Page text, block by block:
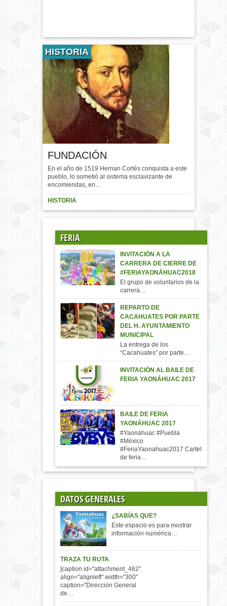
HISTORIA
FUNDACIÓN
En el año de 1519 Hernan Cortés conquista a este
pueblo, lo sometió al sistema esclavizante de
encomiendas, en...
HISTORIA
FERIA
INVITACIÓN A LA
CARRERA DE CIERRE DE
#FERIAYAONÁHUAC2018
El grupo de voluntarios de la
carrera…
REPARTO DE
CACAHUATES POR PARTE
DEL H. AYUNTAMIENTO
MUNICIPAL
La entrega de los
“Cacahuates” por parte…
INVITACIÓN AL BAILE DE
FERIA YAONÁHUAC 2017
BAILE DE FERIA
YAONÁHUAC 2017
#Yaonáhuac #Puebla
#México
#FeriaYaonahuac2017 Cartel
de feria…
DATOS GENERALES
¿SABÍAS QUE?
Este espacio es para mostrar
información numérica…
TRAZA TU RUTA
[caption id="attachment_462"
align="alignleft" width="300"
caption="Dirección General
de…